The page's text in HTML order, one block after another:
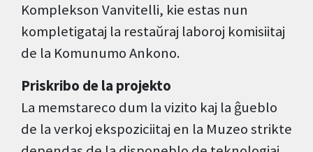
Komplekson Vanvitelli, kie estas nun
kompletigataj la restaŭraj laboroj komisiitaj
de la Komunumo Ankono.
Priskribo de la projekto
La memstareco dum la vizito kaj la ĝueblo
de la verkoj ekspoziciitaj en la Muzeo strikte